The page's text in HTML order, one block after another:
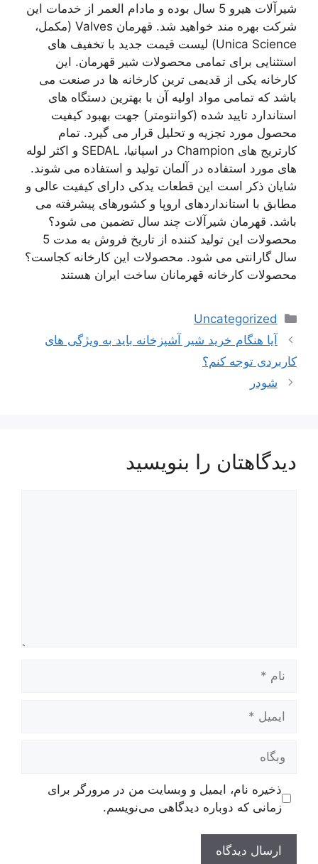
شیرآلات هیرو 5 سال بوده و مادام العمر از خدمات این
شرکت بهره مند خواهید شد. قهرمان Valves (مکمل،
Unica Science) لیست قیمت جدید با تخفیف های
استثنایی برای تمامی محصولات شیر قهرمان. این
کارخانه یکی از قدیمی ترین کارخانه ها در صنعت می
باشد که تمامی مواد اولیه آن با بهترین دستگاه های
استاندارد تایید شده (کوانتومتر) جهت بهبود کیفیت
محصول مورد تجزیه و تحلیل قرار می گیرد. تمام
کارتریج های Champion در اسپانیا، SEDAL و اکثر لوله
های مورد استفاده در آلمان تولید و استفاده می شوند.
شایان ذکر است این قطعات یدکی دارای کیفیت عالی و
مطابق با استانداردهای اروپا و کشورهای پیشرفته می
باشد. قهرمان شیرآلات چند سال تضمین می شود؟
محصولات این تولید کننده از تاریخ فروش به مدت 5
سال گارانتی می شود. محصولات این کارخانه کجاست؟
محصولات کارخانه قهرمانان ساخت ایران هستند
دسته‌ها
Uncategorized
ناوبری
نوشته‌ها
آیا هنگام خرید شیر آشپزخانه باید به ویژگی های
کاربردی توجه کنم؟
شودر
دیدگاهتان را بنویسید
وبگاه
ذخیره نام، ایمیل و وبسایت من در مرورگر برای
زمانی که دوباره دیدگاهی می‌نویسم.